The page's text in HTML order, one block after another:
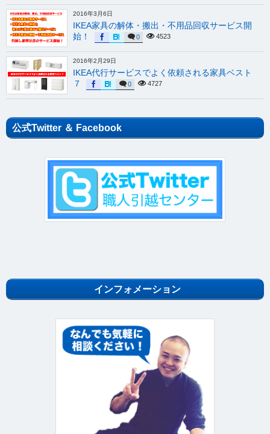
2016年3月6日
IKEA家具の解体・搬出・不用品回収サービス開
始！
0 4523
2016年2月29日
IKEA代行サービスでよく依頼される家具ベスト
７
0 4727
公式Twitter ＆ Facebook
インフォメーション